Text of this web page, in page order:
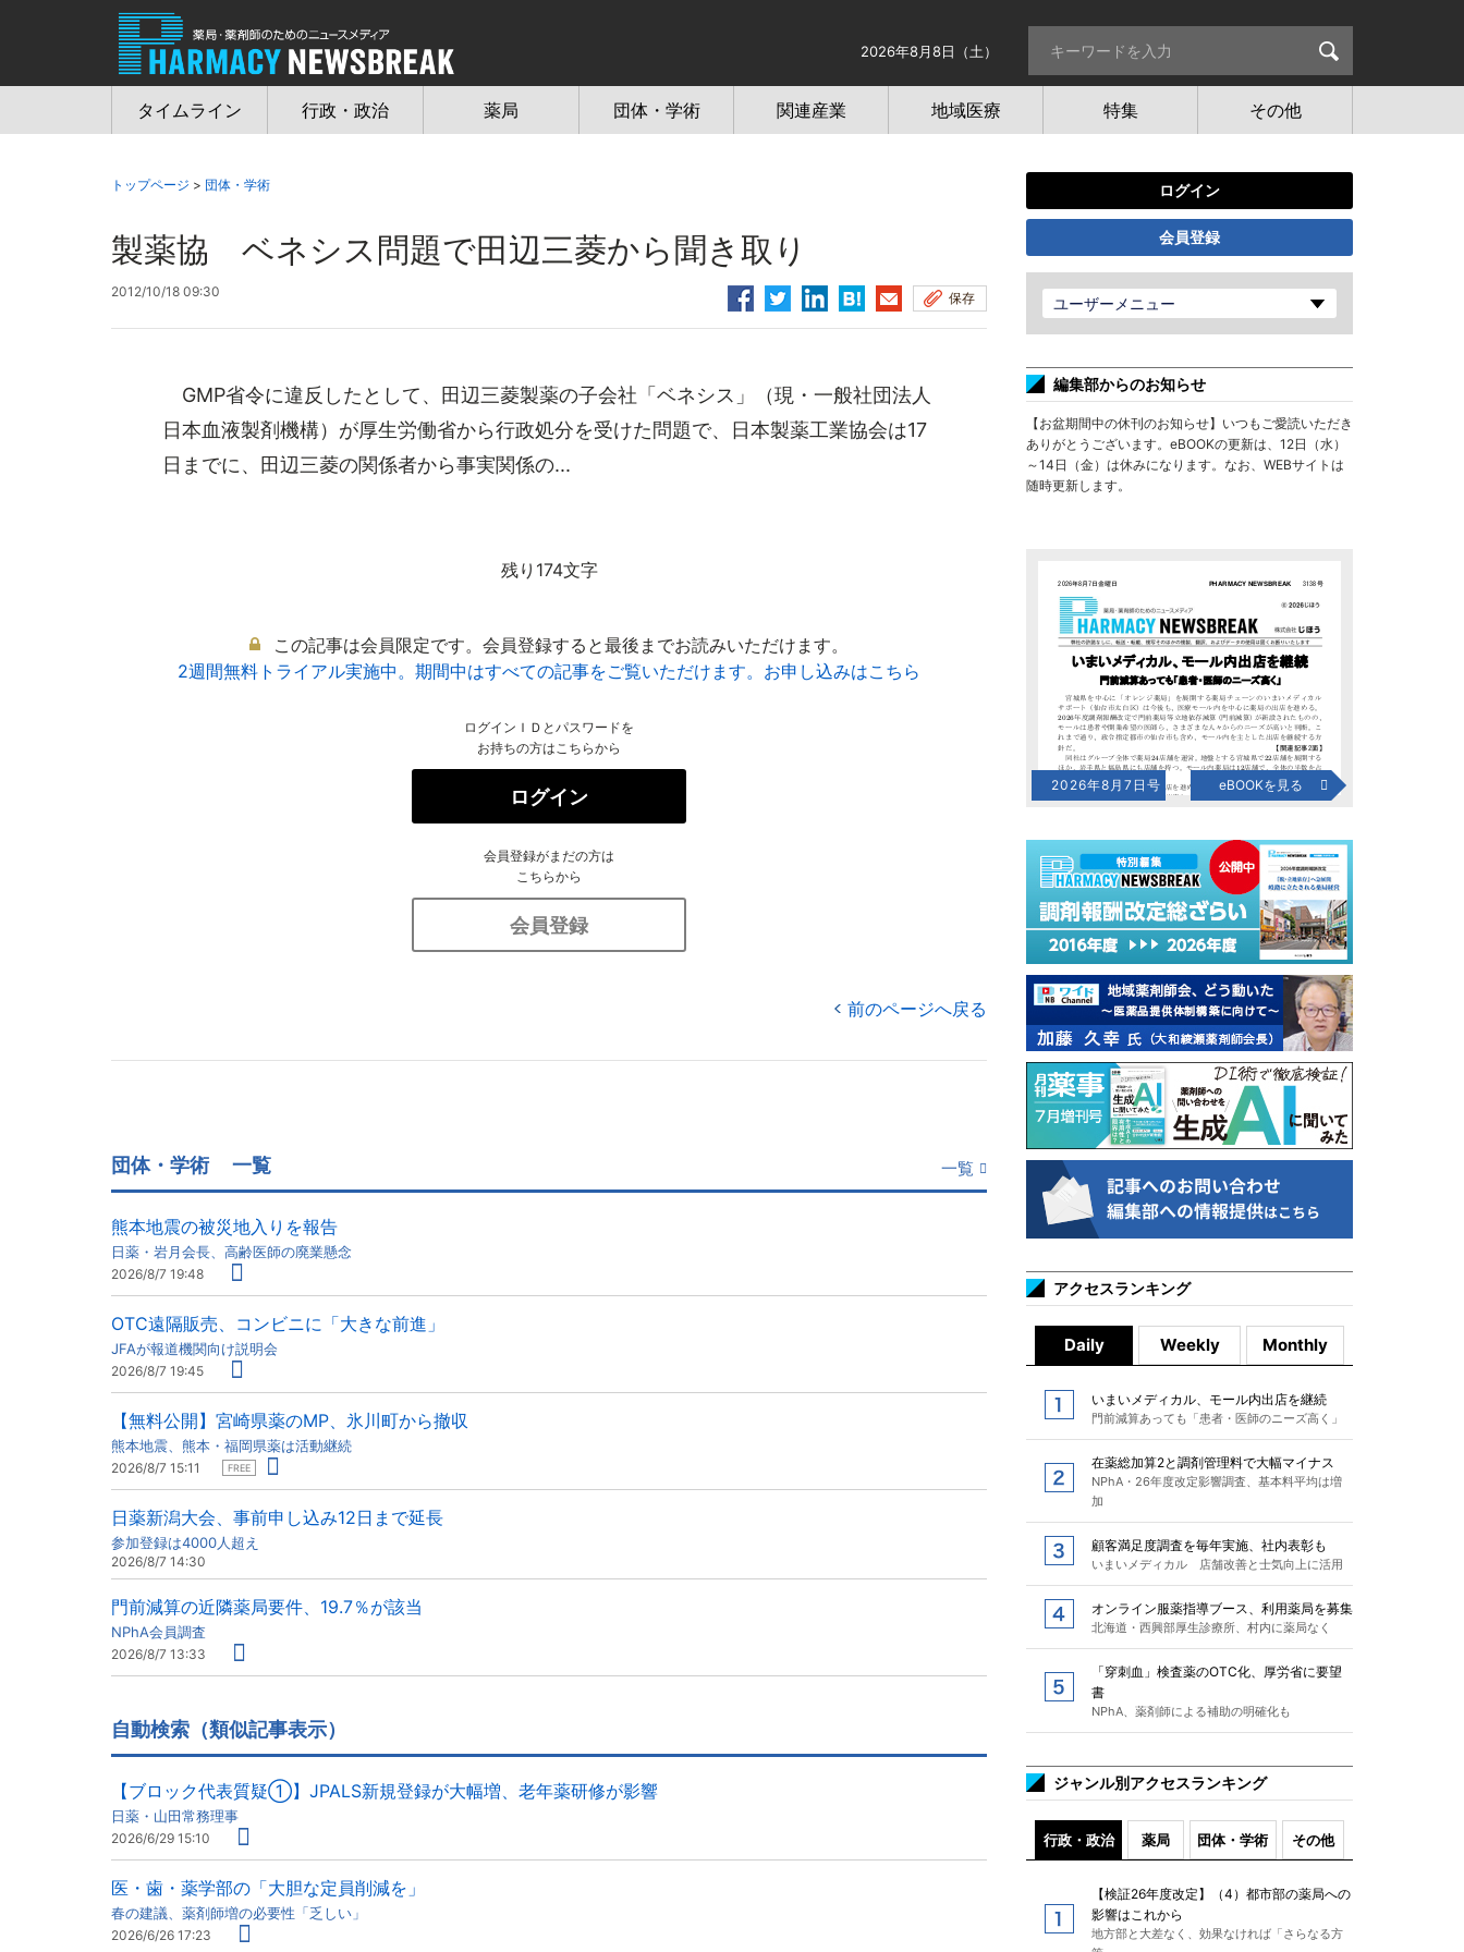
2026年8月8日（土）
タイムライン 行政・政治 薬局 団体・学術 関連産業 地域医療 特集 その他
トップページ > 団体・学術
製薬協 ベネシス問題で田辺三菱から聞き取り
2012/10/18 09:30 保存
GMP省令に違反したとして、田辺三菱製薬の子会社「ベネシス」（現・一般社団法人
日本血液製剤機構）が厚生労働省から行政処分を受けた問題で、日本製薬工業協会は17
日までに、田辺三菱の関係者から事実関係の...
残り174文字
この記事は会員限定です。会員登録すると最後までお読みいただけます。
2週間無料トライアル実施中。期間中はすべての記事をご覧いただけます。お申し込みはこちら
ログインＩＤとパスワードを
お持ちの方はこちらから
ログイン
会員登録がまだの方は
こちらから
会員登録
前のページへ戻る
団体・学術 一覧 一覧
熊本地震の被災地入りを報告
日薬・岩月会長、高齢医師の廃業懸念
2026/8/7 19:48
OTC遠隔販売、コンビニに「大きな前進」
JFAが報道機関向け説明会
2026/8/7 19:45
【無料公開】宮崎県薬のMP、氷川町から撤収
熊本地震、熊本・福岡県薬は活動継続
2026/8/7 15:11 FREE
日薬新潟大会、事前申し込み12日まで延長
参加登録は4000人超え
2026/8/7 14:30
門前減算の近隣薬局要件、19.7％が該当
NPhA会員調査
2026/8/7 13:33
自動検索（類似記事表示）
【ブロック代表質疑①】JPALS新規登録が大幅増、老年薬研修が影響
日薬・山田常務理事
2026/6/29 15:10
医・歯・薬学部の「大胆な定員削減を」
春の建議、薬剤師増の必要性「乏しい」
2026/6/26 17:23
ログイン
会員登録
ユーザーメニュー
編集部からのお知らせ
【お盆期間中の休刊のお知らせ】いつもご愛読いただき
ありがとうございます。eBOOKの更新は、12日（水）
～14日（金）は休みになります。なお、WEBサイトは
随時更新します。
2026年8月7日号 eBOOKを見る
アクセスランキング
Daily Weekly Monthly
いまいメディカル、モール内出店を継続
門前減算あっても「患者・医師のニーズ高く」
在薬総加算2と調剤管理料で大幅マイナス
NPhA・26年度改定影響調査、基本料平均は増
加
顧客満足度調査を毎年実施、社内表彰も
いまいメディカル 店舗改善と士気向上に活用
オンライン服薬指導ブース、利用薬局を募集
北海道・西興部厚生診療所、村内に薬局なく
「穿刺血」検査薬のOTC化、厚労省に要望
書
NPhA、薬剤師による補助の明確化も
ジャンル別アクセスランキング
行政・政治 薬局 団体・学術 その他
【検証26年度改定】（4）都市部の薬局への
影響はこれから
地方部と大差なく、効果なければ「さらなる方